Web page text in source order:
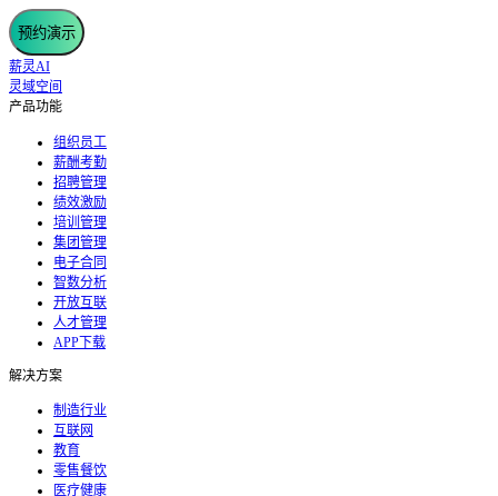
预约演示
薪灵AI
灵域空间
产品功能
组织员工
薪酬考勤
招聘管理
绩效激励
培训管理
集团管理
电子合同
智数分析
开放互联
人才管理
APP下载
解决方案
制造行业
互联网
教育
零售餐饮
医疗健康